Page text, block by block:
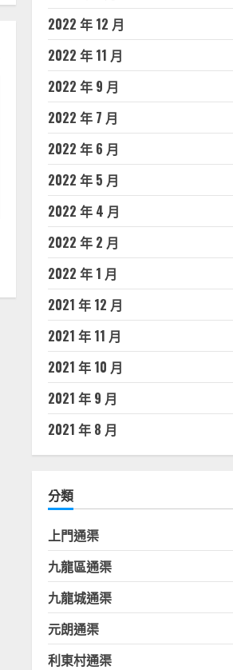
2022 年 12 月
2022 年 11 月
2022 年 9 月
2022 年 7 月
2022 年 6 月
2022 年 5 月
2022 年 4 月
2022 年 2 月
2022 年 1 月
2021 年 12 月
2021 年 11 月
2021 年 10 月
2021 年 9 月
2021 年 8 月
分類
上門通渠
九龍區通渠
九龍城通渠
元朗通渠
利東村通渠